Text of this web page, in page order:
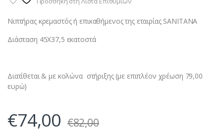
Νιπτήρας κρεμαστός ή επικαθήμενος της εταιρίας SANITANA
Διάσταση 45Χ37,5 εκατοστά
Διατίθεται & με κολώνα στήριξης (με επιπλέον χρέωση 79,00
ευρώ)
€74,00 €82,00